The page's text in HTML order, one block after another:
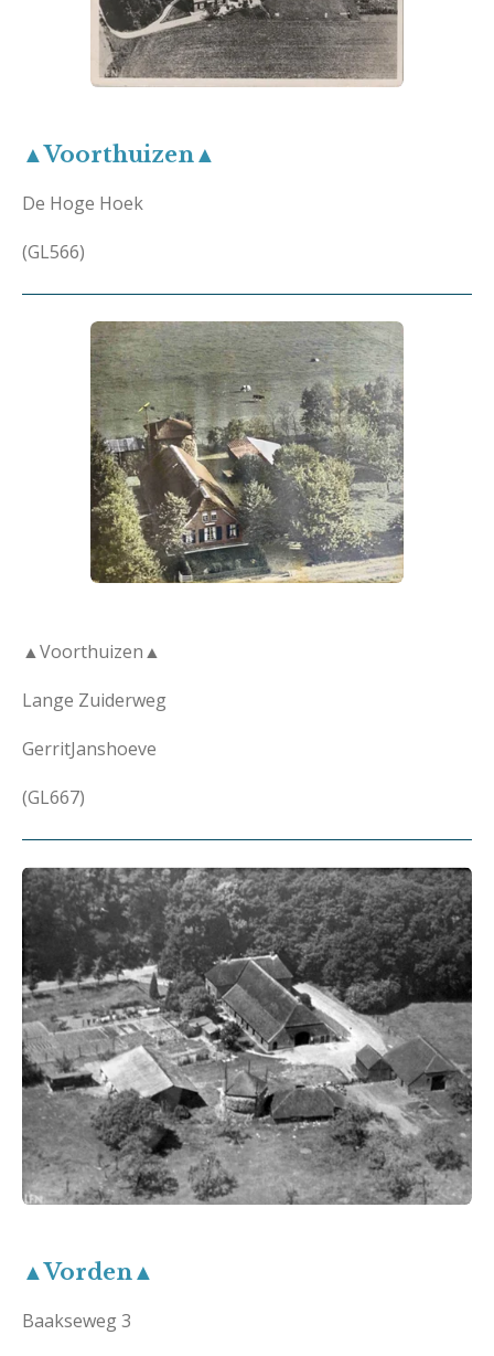
▲Voorthuizen▲
De Hoge Hoek
(GL566)
▲Voorthuizen▲
Lange Zuiderweg
GerritJanshoeve
(GL667)
▲Vorden▲
Baakseweg 3